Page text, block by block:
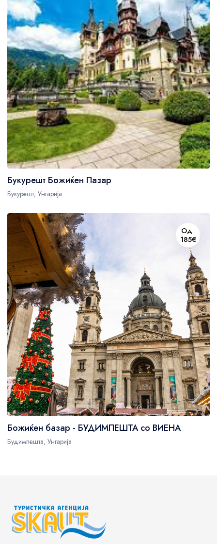
Букурешт Божиќен Пазар
Букурешт, Унгарија
Од
185€
Божиќен базар - БУДИМПЕШТА со ВИЕНА
Будимпешта, Унгарија
US$72
US$72